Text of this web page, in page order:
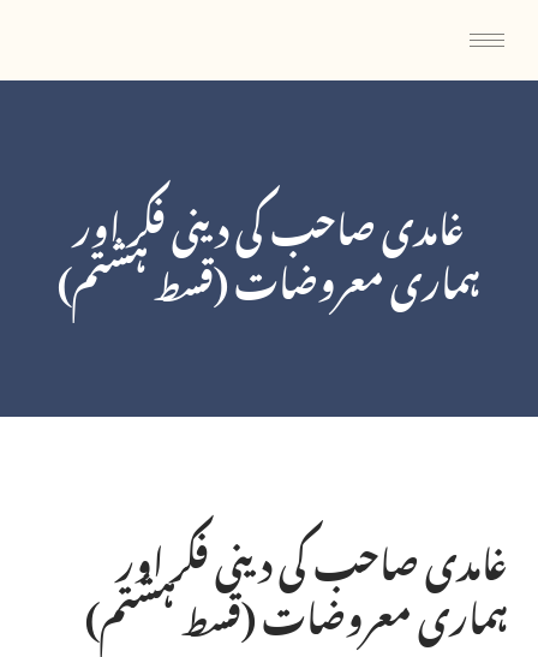
غامدی صاحب کی دینی فکر اور
ہماری معروضات (قسط ہشتم)
غامدی صاحب کی دینی فکر اور
ہماری معروضات (قسط ہشتم)